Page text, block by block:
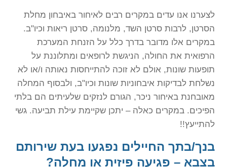
לצערנו אנו עדים במקרים רבים לאיחור באיבחון מחלת
הסרטן, לרבות סרטן השד, מלנומה, סרטן ריאות וכיו"ב.
במקרים אלו מדובר בדרך כלל על הזנחת המערכת
הרפואית את החולה, הניגשת לרופאים ומתלוננת על
תופעות שונות, אולם לא זוכה להתייחסות נאותה ו/או לא
נשלחת לבדיקות איבחוניות שונות וכיו"ב, ולבסוף המחלה
מאובחנת באיחור ניכר, הגורם לנזקים שלעיתים הם בלתי
הפיכים. במקרים כאלה – יתכן שקיימת עילת תביעה. גשי
להתייעץ!!
בנך/בתך החיילים נפגעו בעת שירותם
בצבא – פגיעה פיזית או מחלה?